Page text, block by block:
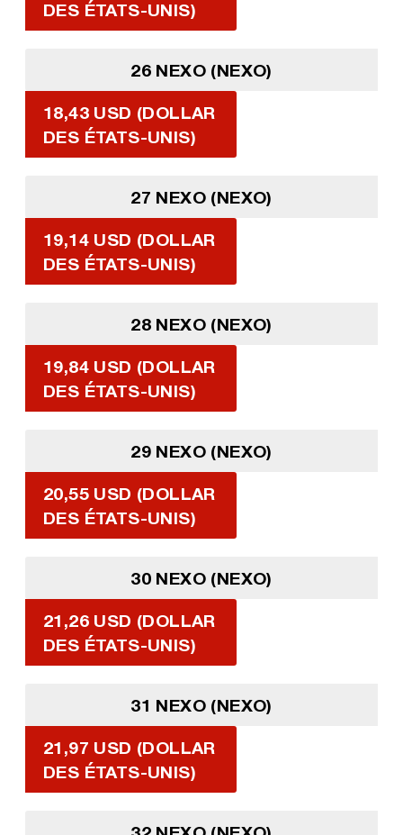
DES ÉTATS-UNIS)
26 NEXO (NEXO)
18,43 USD (DOLLAR
DES ÉTATS-UNIS)
27 NEXO (NEXO)
19,14 USD (DOLLAR
DES ÉTATS-UNIS)
28 NEXO (NEXO)
19,84 USD (DOLLAR
DES ÉTATS-UNIS)
29 NEXO (NEXO)
20,55 USD (DOLLAR
DES ÉTATS-UNIS)
30 NEXO (NEXO)
21,26 USD (DOLLAR
DES ÉTATS-UNIS)
31 NEXO (NEXO)
21,97 USD (DOLLAR
DES ÉTATS-UNIS)